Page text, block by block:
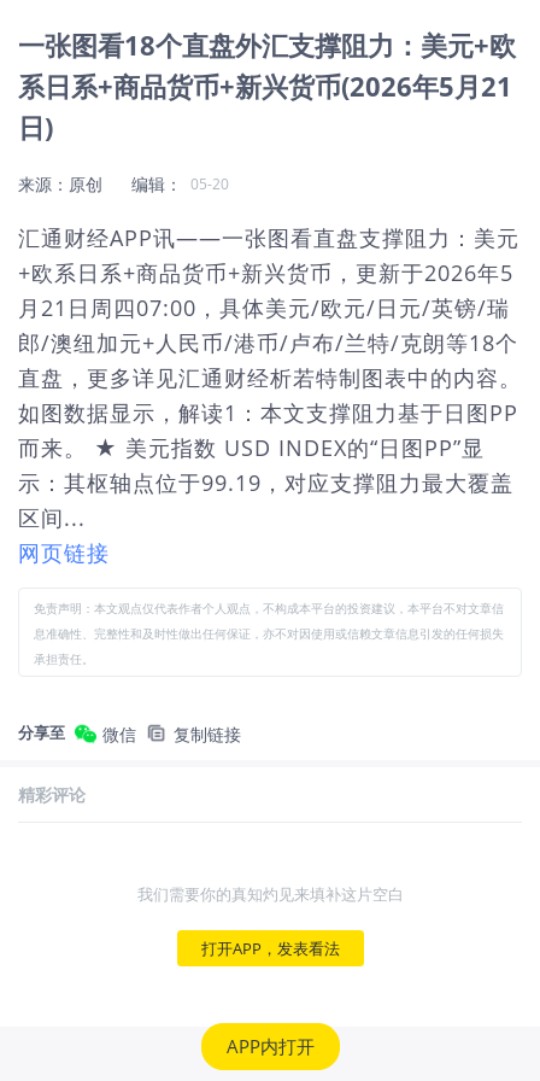
一张图看18个直盘外汇支撑阻力：美元+欧
系日系+商品货币+新兴货币(2026年5月21
日)
来源：原创 编辑： 05-20
汇通财经APP讯——一张图看直盘支撑阻力：美元
+欧系日系+商品货币+新兴货币，更新于2026年5
月21日周四07:00，具体美元/欧元/日元/英镑/瑞
郎/澳纽加元+人民币/港币/卢布/兰特/克朗等18个
直盘，更多详见汇通财经析若特制图表中的内容。
如图数据显示，解读1：本文支撑阻力基于日图PP
而来。 ★ 美元指数 USD INDEX的“日图PP”显
示：其枢轴点位于99.19，对应支撑阻力最大覆盖
区间...
网页链接
免责声明：本文观点仅代表作者个人观点，不构成本平台的投资建议，本平台不对文章信
息准确性、完整性和及时性做出任何保证，亦不对因使用或信赖文章信息引发的任何损失
承担责任。
分享至 微信 复制链接
精彩评论
我们需要你的真知灼见来填补这片空白
打开APP，发表看法
APP内打开